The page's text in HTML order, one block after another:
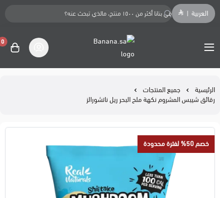
العربية
Banana.sa
0
الرئيسية
جميع المنتجات
رقائق شيبس المشروم نكهة ملح البحر ريل ناتشورالز
خصم 50% لفترة محدودة